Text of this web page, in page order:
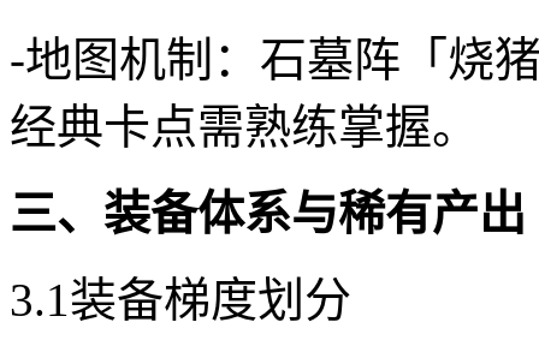
-地图机制：石墓阵「烧
经典卡点需熟练掌握。
三、装备体系与稀有产出
3.1装备梯度划分